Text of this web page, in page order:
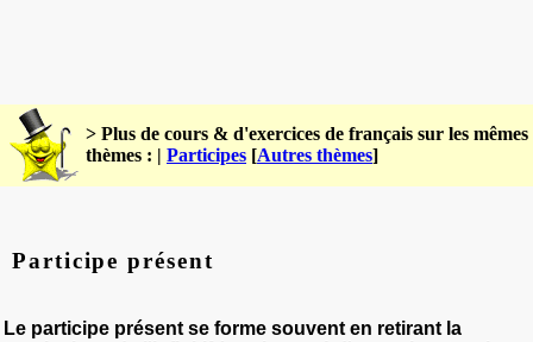
> Plus de cours & d'exercices de français sur les mêmes
thèmes : | Participes [Autres thèmes]
Participe présent
Le participe présent se forme souvent en retirant la